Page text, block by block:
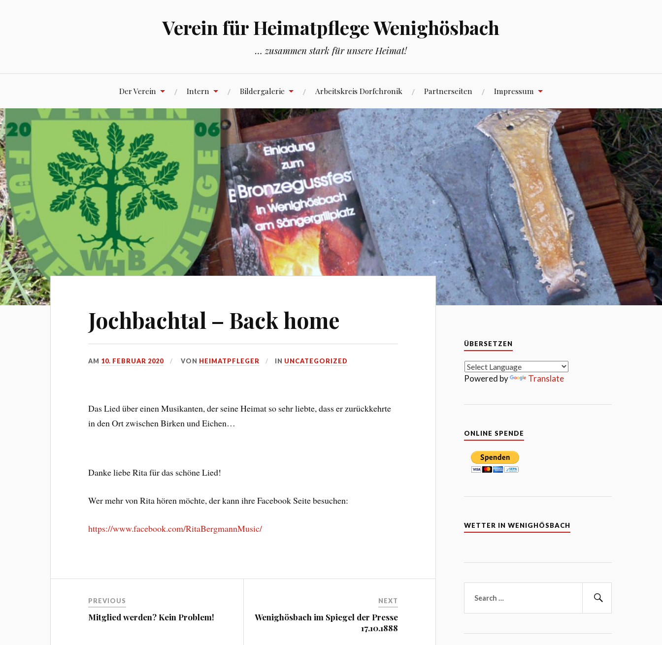
Verein für Heimatpflege Wenighösbach
… zusammen stark für unsere Heimat!
Der Verein Intern Bildergalerie Arbeitskreis Dorfchronik Partnerseiten Impressum
Jochbachtal – Back home
AM 10. FEBRUAR 2020 VON HEIMATPFLEGER IN UNCATEGORIZED
Das Lied über einen Musikanten, der seine Heimat so sehr liebte, dass er zurückkehrte
in den Ort zwischen Birken und Eichen…
Danke liebe Rita für das schöne Lied!
Wer mehr von Rita hören möchte, der kann ihre Facebook Seite besuchen:
https://www.facebook.com/RitaBergmannMusic/
PREVIOUS
Mitglied werden? Kein Problem!
NEXT
Wenighösbach im Spiegel der Presse
17.10.1888
ÜBERSETZEN
Powered by Translate
ONLINE SPENDE
WETTER IN WENIGHÖSBACH
nach: